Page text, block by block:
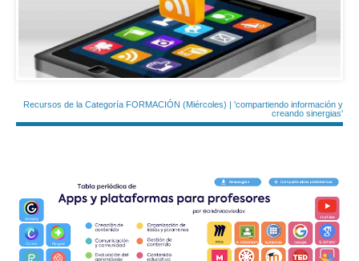
Recursos de la Categoría FORMACIÓN (Miércoles) | 'compartiendo información y
creando sinergias'